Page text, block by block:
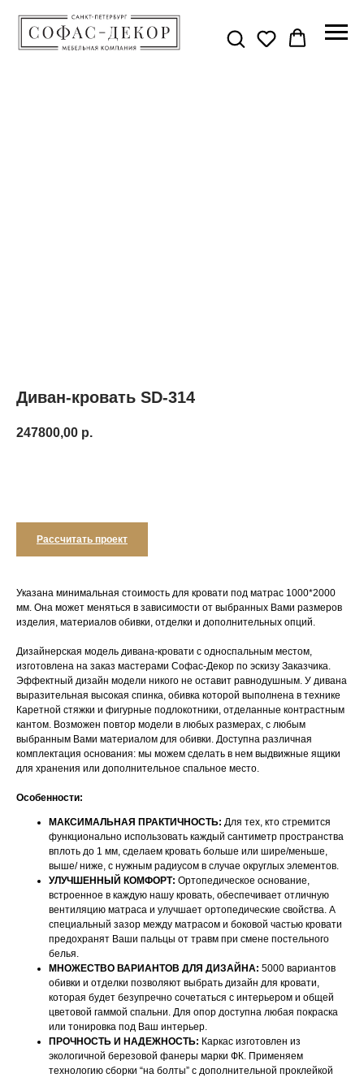
Диван-кровать SD-314
247800,00 р.
Рассчитать проект
Указана минимальная стоимость для кровати под матрас 1000*2000
мм. Она может меняться в зависимости от выбранных Вами размеров
изделия, материалов обивки, отделки и дополнительных опций.
Дизайнерская модель дивана-кровати с односпальным местом,
изготовлена на заказ мастерами Софас-Декор по эскизу Заказчика.
Эффектный дизайн модели никого не оставит равнодушным. У дивана
выразительная высокая спинка, обивка которой выполнена в технике
Каретной стяжки и фигурные подлокотники, отделанные контрастным
кантом. Возможен повтор модели в любых размерах, с любым
выбранным Вами материалом для обивки. Доступна различная
комплектация основания: мы можем сделать в нем выдвижные ящики
для хранения или дополнительное спальное место.
Особенности:
МАКСИМАЛЬНАЯ ПРАКТИЧНОСТЬ: Для тех, кто стремится
функционально использовать каждый сантиметр пространства
вплоть до 1 мм, сделаем кровать больше или шире/меньше,
выше/ ниже, с нужным радиусом в случае округлых элементов.
УЛУЧШЕННЫЙ КОМФОРТ: Ортопедическое основание,
встроенное в каждую нашу кровать, обеспечивает отличную
вентиляцию матраса и улучшает ортопедические свойства. А
специальный зазор между матрасом и боковой частью кровати
предохранят Ваши пальцы от травм при смене постельного
белья.
МНОЖЕСТВО ВАРИАНТОВ ДЛЯ ДИЗАЙНА: 5000 вариантов
обивки и отделки позволяют выбрать дизайн для кровати,
которая будет безупречно сочетаться с интерьером и общей
цветовой гаммой спальни. Для опор доступна любая покраска
или тонировка под Ваш интерьер.
ПРОЧНОСТЬ И НАДЕЖНОСТЬ: Каркас изготовлен из
экологичной березовой фанеры марки ФК. Применяем
технологию сборки “на болты” с дополнительной проклейкой